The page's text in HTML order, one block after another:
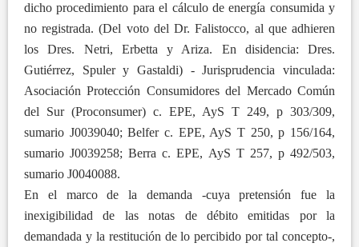
dicho procedimiento para el cálculo de energía consumida y
no registrada. (Del voto del Dr. Falistocco, al que adhieren
los Dres. Netri, Erbetta y Ariza. En disidencia: Dres.
Gutiérrez, Spuler y Gastaldi) - Jurisprudencia vinculada:
Asociación Protección Consumidores del Mercado Común
del Sur (Proconsumer) c. EPE, AyS T 249, p 303/309,
sumario J0039040; Belfer c. EPE, AyS T 250, p 156/164,
sumario J0039258; Berra c. EPE, AyS T 257, p 492/503,
sumario J0040088.
En el marco de la demanda -cuya pretensión fue la
inexigibilidad de las notas de débito emitidas por la
demandada y la restitución de lo percibido por tal concepto-,